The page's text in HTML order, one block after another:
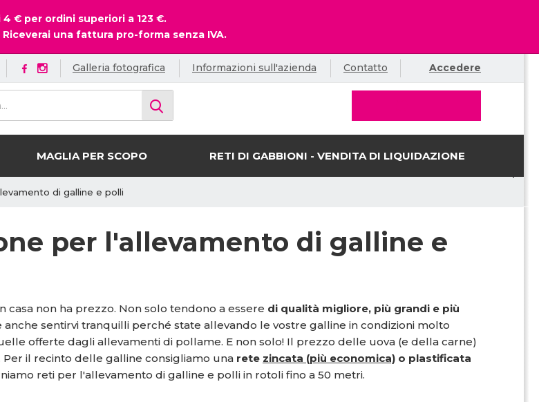
4 € per ordini superiori a 123 €.
Riceverai una fattura pro-forma senza IVA.
Galleria fotografica Informazioni sull'azienda Contatto Accedere
a
.
MAGLIA PER SCOPO RETI DI GABBIONI - VENDITA DI LIQUIDAZIONE
di galline e polli
per l'allevamento di galline e
casa non ha prezzo. Non solo tendono a essere di qualità migliore, più grandi e più
anche sentirvi tranquilli perché state allevando le vostre galline in condizioni molto
offerte dagli allevamenti di pollame. E non solo! Il prezzo delle uova (e della carne)
Per il recinto delle galline consigliamo unarete zincata (più economica)o plastificata
reti per l'allevamento di galline e polli in rotoli fino a 50 metri.